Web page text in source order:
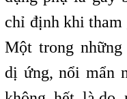
chỉ định khi tham
Một trong những
dị ứng, nổi mẩn